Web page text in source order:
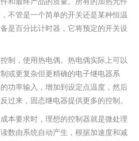
不管是一个简单的开关还是某种恒温
是百分比计时器，它将预定的开关设
制，使用热电偶。热电偶实际上可以
或更复杂但更精确的电子继电器系
功率输入，增加到设定点温度，然后
过来，固态继电器提供更多的控制。
本要求时，理想的控制器就是微处理
数由系统自动产生，根据加速度和减